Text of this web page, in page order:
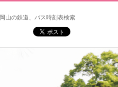
岡山の鉄道、バス時刻表検索